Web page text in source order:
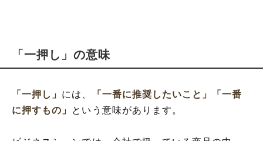
「一押し」の意味
「一押し」 には、 「一番に推奨したいこと」
「一番
に押すもの」 という意味があります。